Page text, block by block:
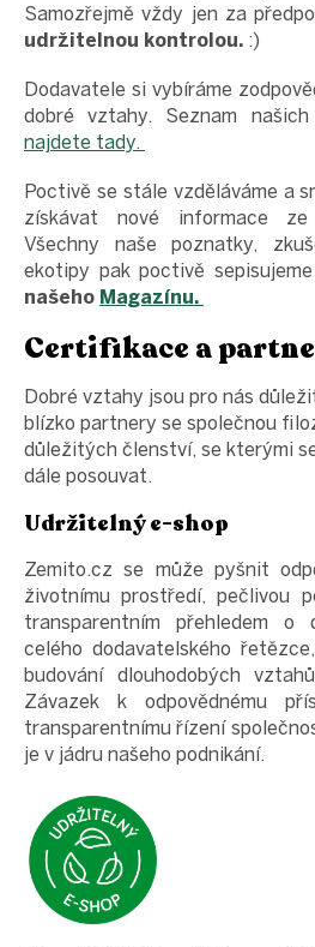
Samozřejmě vždy jen za
udržitelnou kontrolou. :)
Dodavatele si vybíráme
dobré vztahy. Seznam
najdete tady.
Poctivě se stále vzděláváme a
získávat nové informace
Všechny naše poznatky,
ekotipy pak poctivě
našeho Magazínu.
Certifikace a
Dobré vztahy jsou pro nás
blízko partnery se společnou
důležitých členství, se kterými
dále posouvat.
Udržitelný e-shop
Zemito.cz se může pyšnit
životnímu prostředí, pečlivou
transparentním přehledem o
celého dodavatelského
budování dlouhodobých
Závazek k odpovědnému
transparentnímu řízení
je v jádru našeho podnikání.